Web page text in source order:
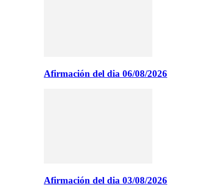
Afirmación del dia 06/08/2026
Afirmación del dia 03/08/2026